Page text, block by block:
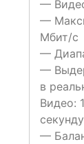
—
—
Мбит/с
—
—
в
Видео:
—